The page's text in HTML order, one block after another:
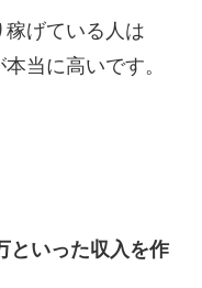
げている人は
当に高いです。
といった収入を作